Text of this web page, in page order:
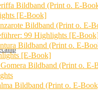
Bildband (Print o. E-
[E-Book]
Bildband (Print o. E-
99 Highlights [E-
Bildband (Print o. E-
[E-Book]
Bildband (Print o. E-
Bildband (Print o. E-